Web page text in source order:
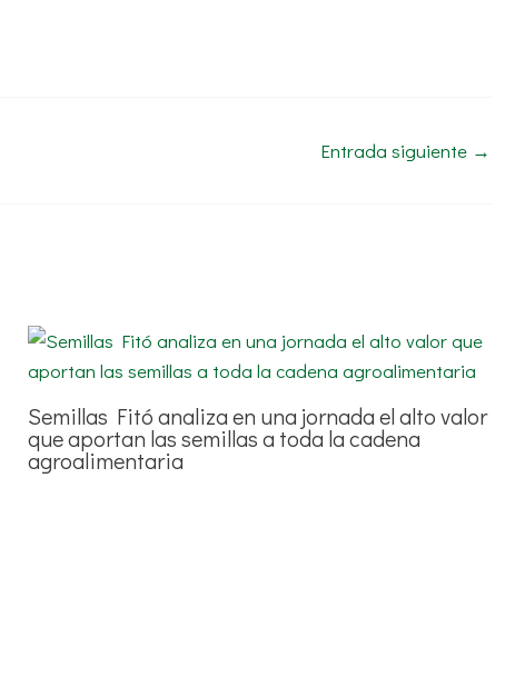
Entrada siguiente →
Semillas Fitó analiza en una jornada el alto valor
que aportan las semillas a toda la cadena
agroalimentaria